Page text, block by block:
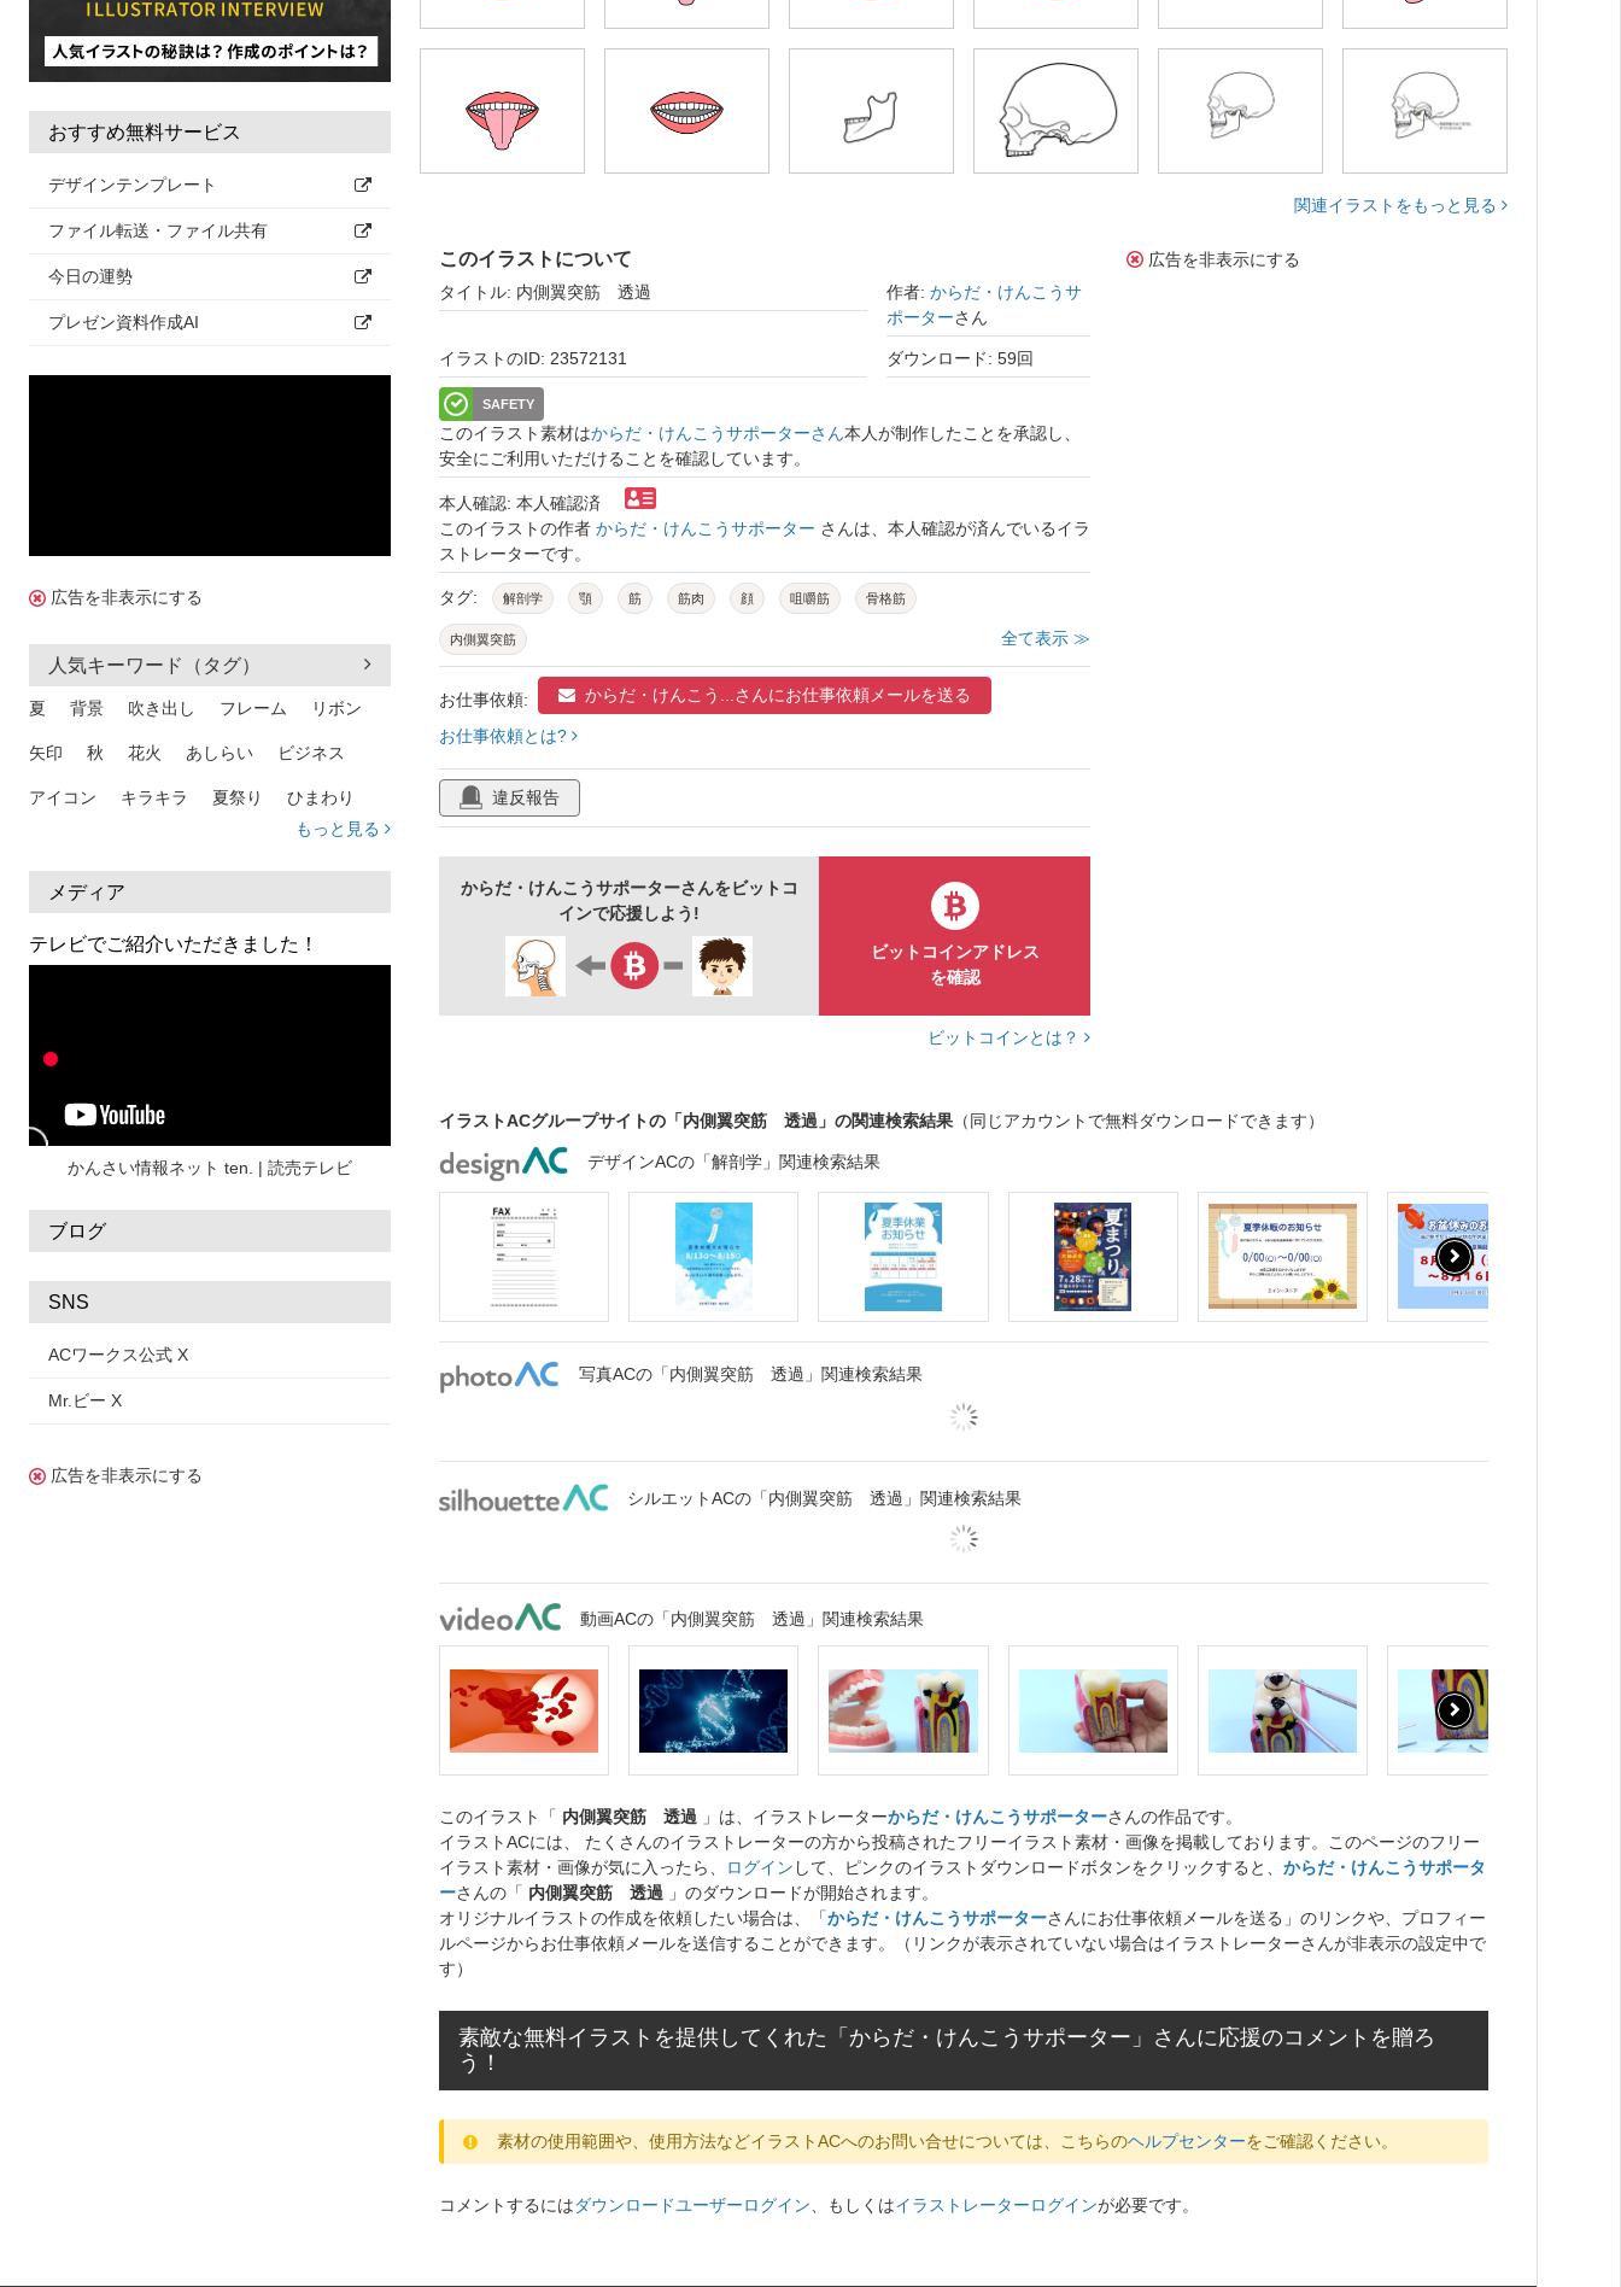
おすすめ無料サービス
デザインテンプレート
ファイル転送・ファイル共有
今日の運勢
プレゼン資料作成AI
広告を非表示にする
人気キーワード（タグ）
夏 背景 吹き出し フレーム リボン
矢印 秋 花火 あしらい ビジネス
アイコン キラキラ 夏祭り ひまわり
熱中症
人物 暑中見舞い
日本地図 海
集中線
スケジュール
もっと見る
メディア
テレビでご紹介いただきました！
かんさい情報ネット ten. | 読売テレビ
ブログ
SNS
ACワークス公式 X
Mr.ビー X
広告を非表示にする
関連イラストをもっと見る
このイラストについて
タイトル: 内側翼突筋 透過 作者: からだ・けんこうサ
ポーターさん
イラストのID: 23572131 ダウンロード: 59回
SAFETY
このイラスト素材はからだ・けんこうサポーターさん本人が制作したことを承認し、
安全にご利用いただけることを確認しています。
本人確認: 本人確認済
このイラストの作者 からだ・けんこうサポーター さんは、本人確認が済んでいるイラ
ストレーターです。
タグ: 解剖学 顎 筋 筋肉 顔 咀嚼筋 骨格筋
内側翼突筋 全て表示 ≫
お仕事依頼: からだ・けんこう...さんにお仕事依頼メールを送る
お仕事依頼とは?
違反報告
からだ・けんこうサポーターさんをビットコ
インで応援しよう!
ビットコインアドレス
を確認
ビットコインとは？
広告を非表示にする
イラストACグループサイトの「内側翼突筋 透過」の関連検索結果 （同じアカウントで無料ダウンロードできます）
デザインACの「解剖学」関連検索結果
写真ACの「内側翼突筋 透過」関連検索結果
シルエットACの「内側翼突筋 透過」関連検索結果
動画ACの「内側翼突筋 透過」関連検索結果
このイラスト「 内側翼突筋 透過 」は、イラストレーターからだ・けんこうサポーターさんの作品です。
イラストACには、 たくさんのイラストレーターの方から投稿されたフリーイラスト素材・画像を掲載しております。このページのフリー
イラスト素材・画像が気に入ったら、
ログイン して、ピンクのイラストダウンロードボタンをクリックすると、 からだ・けんこうサポータ
ーさんの「 内側翼突筋 透過 」のダウンロードが開始されます。
オリジナルイラストの作成を依頼したい場合は、「からだ・けんこうサポーターさんにお仕事依頼メールを送る」のリンクや、プロフィー
ルページからお仕事依頼メールを送信することができます。（リンクが表示されていない場合はイラストレーターさんが非表示の設定中で
す）
素敵な無料イラストを提供してくれた「からだ・けんこうサポーター」さんに応援のコメントを贈ろ
う！
素材の使用範囲や、使用方法などイラストACへのお問い合せについては、こちらのヘルプセンターをご確認ください。
コメントするにはダウンロードユーザーログイン、もしくはイラストレーターログインが必要です。